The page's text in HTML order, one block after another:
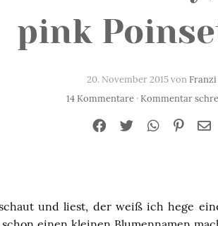
pink
20. November 2015 vonFranzi
14 Kommentare· Kommentar
und liest, der weiß ich hege